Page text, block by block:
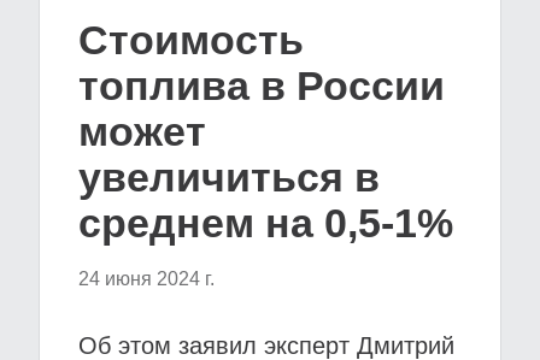
Стоимость
топлива в России
может
увеличиться в
среднем на 0,5-1%
24 июня 2024 г.
Об этом заявил эксперт Дмитрий